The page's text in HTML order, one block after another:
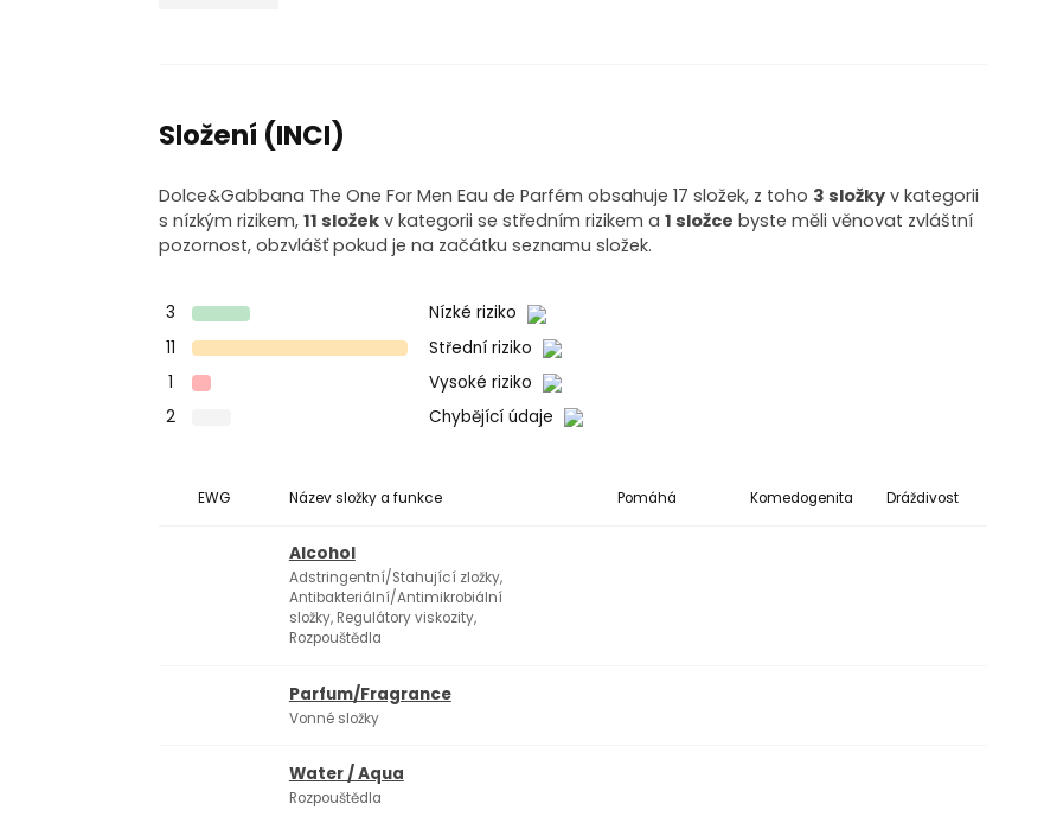
Složení (INCI)
Dolce&Gabbana The One For Men Eau de Parfém obsahuje 17 složek, z toho 3 složky v kategorii
s nízkým rizikem,11 složek v kategorii se středním rizikem a1 složce byste měli věnovat zvláštní
pozornost, obzvlášť pokud je na začátku seznamu složek.
3
Nízké riziko
11
Střední riziko
1
Vysoké riziko
2
Chybějící údaje
EWG Název složky a funkce Pomáhá Komedogenita Dráždivost
Alcohol
Adstringentní/Stahující zložky,
Antibakteriální/Antimikrobiální
složky, Regulátory viskozity,
Rozpouštědla
Parfum/Fragrance
Vonné složky
Water / Aqua
Rozpouštědla